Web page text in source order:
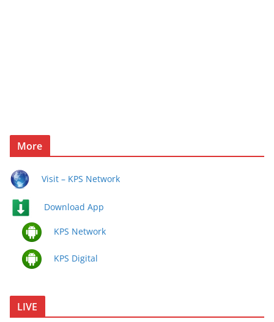
More
Visit – KPS Network
Download App
KPS Network
KPS Digital
LIVE